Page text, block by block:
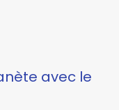
avec le